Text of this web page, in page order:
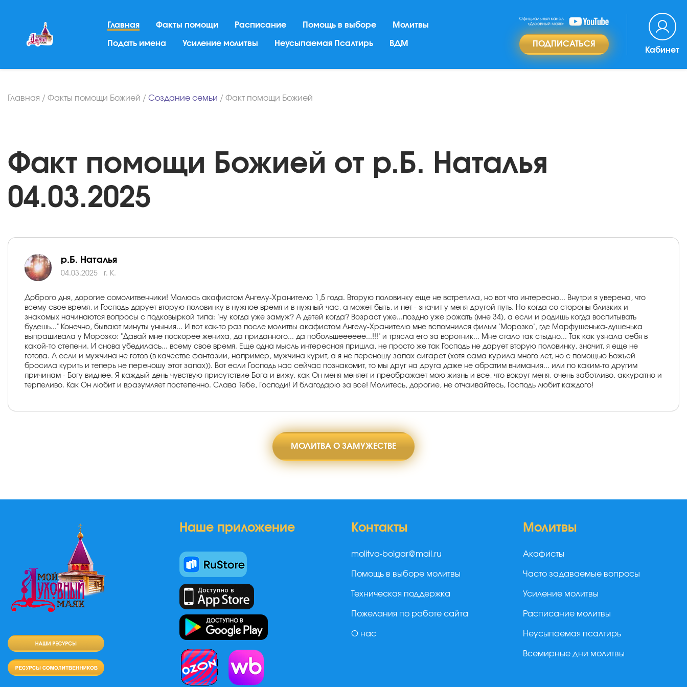
Главная Факты помощи Расписание Помощь в выборе Молитвы
Подать имена Усиление молитвы Неусыпаемая Псалтирь ВДМ ПОДПИСАТЬСЯ
Кабинет
Главная / Факты помощи Божией / Создание семьи / Факт помощи Божией
Факт помощи Божией от р.Б. Наталья
04.03.2025
р.Б. Наталья
04.03.2025 г. К.
Доброго дня, дорогие сомолитвенники! Молюсь акафистом Ангелу-Хранителю 1,5 года. Вторую половинку еще не встретила, но вот что интересно... Внутри я уверена, что
всему свое время, и Господь дарует вторую половинку в нужное время и в нужный час, а может быть, и нет - значит у меня другой путь. Но когда со стороны близких и
знакомых начинаются вопросы с подковыркой типа: "ну когда уже замуж? А детей когда? Возраст уже...поздно уже рожать (мне 34), а если и родишь когда воспитывать
будешь..." Конечно, бывают минуты уныния... И вот как-то раз после молитвы акафистом Ангелу-Хранителю мне вспомнился фильм "Морозко", где Марфушенька-душенька
выпрашивала у Морозко: "Давай мне поскорее жениха, да приданного... да побольшееееее...!!!" и трясла его за воротник... Мне стало так стыдно... Так как узнала себя в
какой-то степени. И снова убедилась... всему свое время. Еще одна мысль интересная пришла, не просто же так Господь не дарует вторую половинку, значит, я еще не
готова. А если и мужчина не готов (в качестве фантазии, например, мужчина курит, а я не переношу запах сигарет (хотя сама курила много лет, но с помощью Божьей
бросила курить и теперь не переношу этот запах)). Вот если Господь нас сейчас познакомит, то мы друг на друга даже не обратим внимания... или по каким-то другим
причинам - Богу виднее. Я каждый день чувствую присутствие Бога и вижу, как Он меня меняет и преображает мою жизнь и все, что вокруг меня, очень заботливо, аккуратно и
терпеливо. Как Он любит и вразумляет постепенно. Слава Тебе, Господи! И благодарю за все! Молитесь, дорогие, не отчаивайтесь, Господь любит каждого!
МОЛИТВА О ЗАМУЖЕСТВЕ
Наше приложение Контакты
molitva-bolgar@mail.ru
Помощь в выборе молитвы
Техническая поддержка
Пожелания по работе сайта
О нас
Молитвы
Акафисты
Часто задаваемые вопросы
Усиление молитвы
Расписание молитвы
Неусыпаемая псалтирь
Всемирные дни молитвы